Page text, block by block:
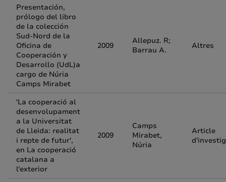
Presentación,
prólogo del libro
de la colección
Sud-Nord de la
Oficina de
Cooperación y
Desarrollo (UdL)a
cargo de Núria
Camps Mirabet
2009
Allepuz. R;
Barrau A.
Altres
'La cooperació al
desenvolupament
a la Universitat
de Lleida: realitat
i repte de futur',
en La cooperació
catalana a
l'exterior
2009
Camps
Mirabet,
Núria
Article